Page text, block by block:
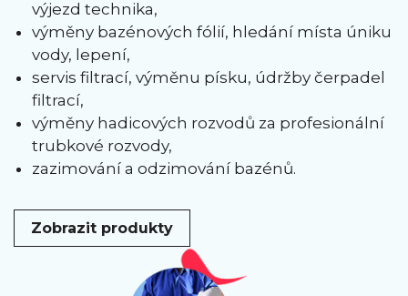
výjezd technika,
výměny bazénových fólií, hledání místa úniku
vody, lepení,
servis filtrací, výměnu písku, údržby čerpadel
filtrací,
výměny hadicových rozvodů za profesionální
trubkové rozvody,
zazimování a odzimování bazénů.
Zobrazit produkty